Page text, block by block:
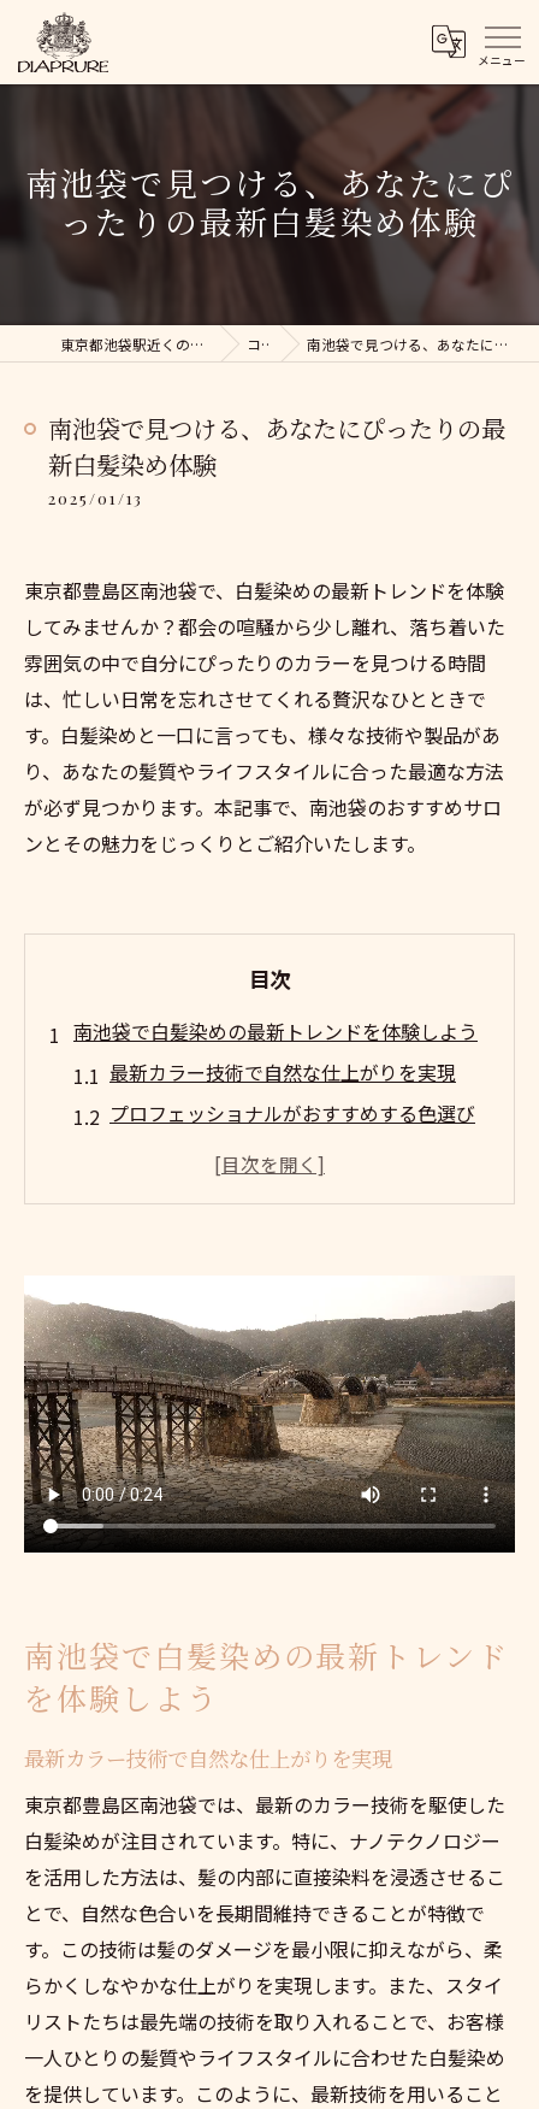
南池袋で見つける、あなたにぴ
ったりの最新白髪染め体験
東京都池袋駅近くの美容院ならDIAPRURE コラム 南池袋で見つける、あなたにぴったりの最新白髪染め体験
南池袋で見つける、あなたにぴったりの最
新白髪染め体験
2025/01/13
東京都豊島区南池袋で、白髪染めの最新トレンドを体験
してみませんか？都会の喧騒から少し離れ、落ち着いた
雰囲気の中で自分にぴったりのカラーを見つける時間
は、忙しい日常を忘れさせてくれる贅沢なひとときで
す。白髪染めと一口に言っても、様々な技術や製品があ
り、あなたの髪質やライフスタイルに合った最適な方法
が必ず見つかります。本記事で、南池袋のおすすめサロ
ンとその魅力をじっくりとご紹介いたします。
目次
南池袋で白髪染めの最新トレンドを体験しよう
最新カラー技術で自然な仕上がりを実現
プロフェッショナルがおすすめする色選び
カラーリング後のアフターケアも充実
東京都豊島区で見つける最適な白髪染めサロン
豊島区で評判の高いサロンを厳選紹介
口コミで選ぶ信頼できる白髪染めサロン
サロン選びで注目すべきポイントとは
豊島区の白髪染めサロンの特色を探る
予約前に知っておくべきチェックリスト
白髪染めの選び方南池袋でのベストな方法
髪質に合ったカラー材の選び方
ライフスタイルに合わせた色選びの秘訣
白髪の程度に応じた染め方のポイント
南池袋で人気のカラーリング手法とは
長持ちさせるためのカラーリングテクニッ
ク
悩みを解決するためのプロのアドバイス
都会の喧騒から離れた南池袋での白髪染め体験
静かな環境でのリラックスできる施術
隠れ家的サロンで味わう贅沢な時間
ストレスフリーの白髪染め体験
南池袋で白髪染めの最新トレンド
を体験しよう
最新カラー技術で自然な仕上がりを実現
東京都豊島区南池袋では、最新のカラー技術を駆使した
白髪染めが注目されています。特に、ナノテクノロジー
を活用した方法は、髪の内部に直接染料を浸透させるこ
とで、自然な色合いを長期間維持できることが特徴で
す。この技術は髪のダメージを最小限に抑えながら、柔
らかくしなやかな仕上がりを実現します。また、スタイ
リストたちは最先端の技術を取り入れることで、お客様
一人ひとりの髪質やライフスタイルに合わせた白髪染め
を提供しています。このように、最新技術を用いること